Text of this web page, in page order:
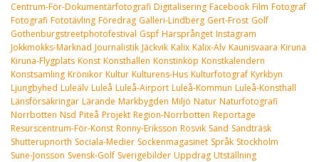
Centrum-För-Dokumentärfotografi Digitalisering Facebook Film Fotograf
Fotografi Fototävling Föredrag Galleri-Lindberg Gert-Frost Golf
Gothenburgstreetphotofestival Gspf Harsprånget Instagram
Jokkmokks-Marknad Journalistik Jäckvik Kalix Kalix-Älv Kaunisvaara Kiruna
Kiruna-Flygplats Konst Konsthallen Konstinköp Konstkalendern
Konstsamling Krönikor Kultur Kulturens-Hus Kulturfotograf Kyrkbyn
Ljungbyhed Luleälv Luleå Luleå-Airport Luleå-Kommun Luleå-Konsthall
Länsförsäkringar Lärande Markbygden Miljö Natur Naturfotografi
Norrbotten Nsd Piteå Projekt Region-Norrbotten Reportage
Resurscentrum-För-Konst Ronny-Eriksson Rosvik Sand Sandträsk
Shutterupnorth Sociala-Medier Sockenmagasinet Språk Stockholm
Sune-Jonsson Svensk-Golf Sverigebilder Uppdrag Utställning